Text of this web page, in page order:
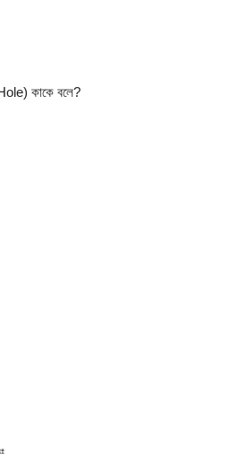
কাকে বলে?